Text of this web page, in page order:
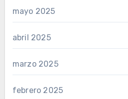
mayo 2025
abril 2025
marzo 2025
febrero 2025